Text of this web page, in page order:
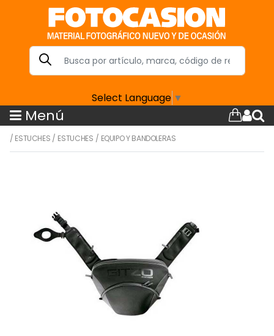
Select Language ▼
Menú
/ ESTUCHES / ESTUCHES / EQUIPO Y BANDOLERAS